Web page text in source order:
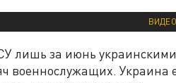
лишь за июнь
военнослужащих. Украина